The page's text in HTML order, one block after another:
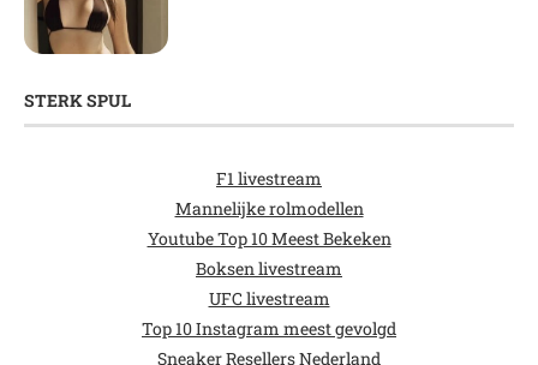
STERK SPUL
F1 livestream
Mannelijke rolmodellen
Youtube Top 10 Meest Bekeken
Boksen livestream
UFC livestream
Top 10 Instagram meest gevolgd
Sneaker Resellers Nederland